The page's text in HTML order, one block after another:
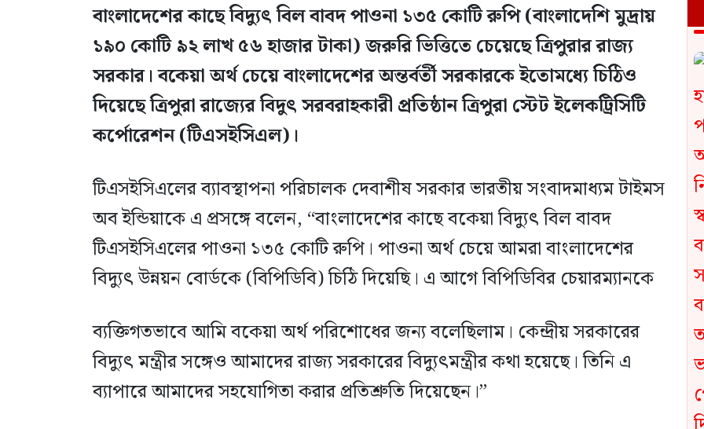
বাংলাদেশের কাছে বিদ্যুৎ বিল বাবদ পাওনা ১৩৫ কোটি রুপি (বাংলাদেশি মুদ্রায়
১৯০ কোটি ৯২ লাখ ৫৬ হাজার টাকা) জরুরি ভিত্তিতে চেয়েছে ত্রিপুরার রাজ্য
সরকার। বকেয়া অর্থ চেয়ে বাংলাদেশের অন্তর্বর্তী সরকারকে ইতোমধ্যে চিঠিও
দিয়েছে ত্রিপুরা রাজ্যের বিদুৎ সরবরাহকারী প্রতিষ্ঠান ত্রিপুরা স্টেট ইলেকট্রিসিটি
কর্পোরেশন (টিএসইসিএল)।
টিএসইসিএলের ব্যাবস্থাপনা পরিচালক দেবাশীষ সরকার ভারতীয় সংবাদমাধ্যম টাইমস
অব ইন্ডিয়াকে এ প্রসঙ্গে বলেন, “বাংলাদেশের কাছে বকেয়া বিদ্যুৎ বিল বাবদ
টিএসইসিএলের পাওনা ১৩৫ কোটি রুপি। পাওনা অর্থ চেয়ে আমরা বাংলাদেশের
বিদ্যুৎ উন্নয়ন বোর্ডকে (বিপিডিবি) চিঠি দিয়েছি। এ আগে বিপিডিবির চেয়ারম্যানকে
ব্যক্তিগতভাবে আমি বকেয়া অর্থ পরিশোধের জন্য বলেছিলাম। কেন্দ্রীয় সরকারের
বিদ্যুৎ মন্ত্রীর সঙ্গেও আমাদের রাজ্য সরকারের বিদ্যুৎমন্ত্রীর কথা হয়েছে। তিনি এ
ব্যাপারে আমাদের সহযোগিতা করার প্রতিশ্রুতি দিয়েছেন।”